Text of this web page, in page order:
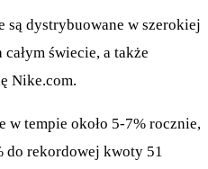
są dystrybuowane w szerokiej
świecie, a także
Nike.com.
w tempie około 5-7% rocznie,
do rekordowej kwoty 51